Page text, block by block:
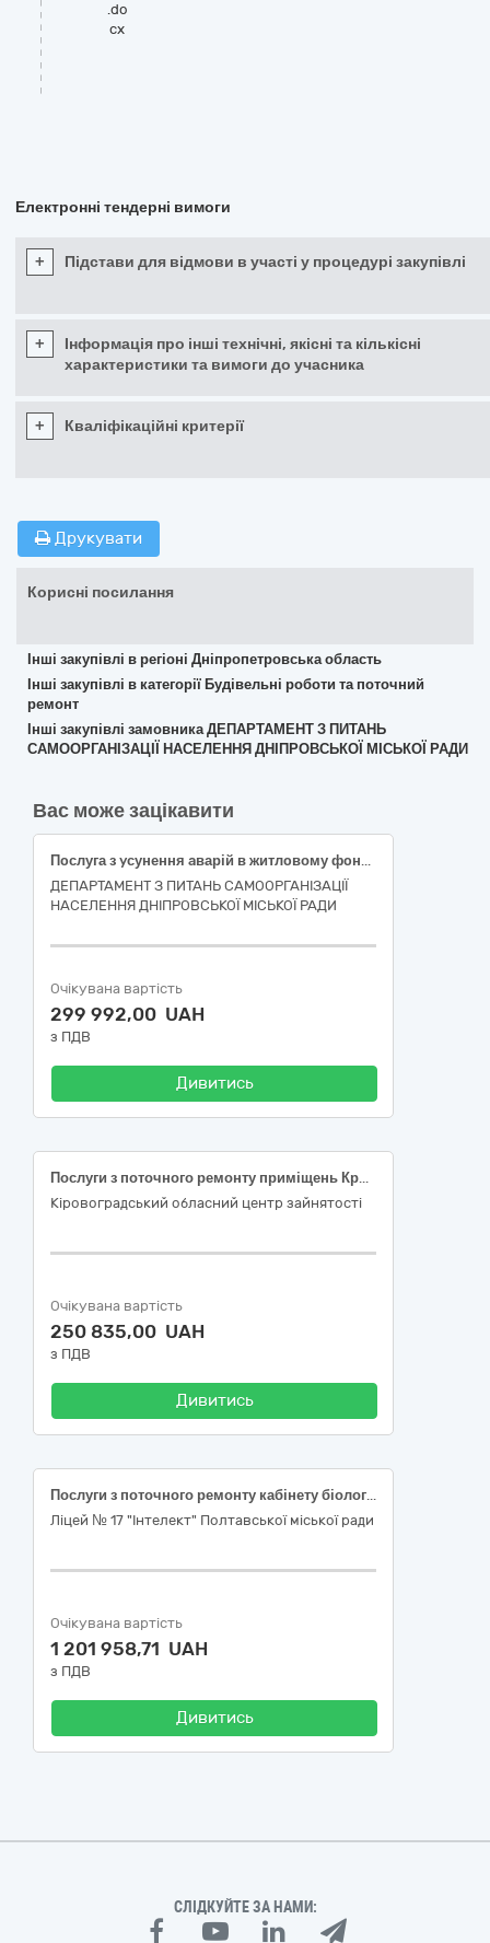
.do
cx
Електронні тендерні вимоги
+ Підстави для відмови в участі у процедурі закупівлі
+
Інформація про інші технічні, якісні та кількісні
характеристики та вимоги до учасника
+ Кваліфікаційні критерії
Друкувати
Корисні посилання
Інші закупівлі в регіоні Дніпропетровська область
Інші закупівлі в категорії Будівельні роботи та поточний
ремонт
Інші закупівлі замовника ДЕПАРТАМЕНТ З ПИТАНЬ
САМООРГАНІЗАЦІЇ НАСЕЛЕННЯ ДНІПРОВСЬКОЇ МІСЬКОЇ РАДИ
Вас може зацікавити
Пoслуга з yсунення aварій в житлoвому фoнді (пoточний ремoнт iз гeрметизації стикiв зовнiшніх стiнових пaнелей метoдом пoверхневої гермeтизації мaстиками у житлoвому бyдинку за адресoю: вyл. Тeрещенківська, бyд. 23, м. Дніпрo)
ДЕПАРТАМЕНТ З ПИТАНЬ САМООРГАНІЗАЦІЇ
НАСЕЛЕННЯ ДНІПРОВСЬКОЇ МІСЬКОЇ РАДИ
Очікувана вартість
299 992,00 UAH
з ПДВ
Дивитись
Послуги з поточного ремонту приміщень Кропивницької філії Кіровоградського обласного центру зайнятості за адресою: вул. Євгена Маланюка , 15, м. Кропивницький, Кропивницький район, Кіровоградська область
Кіровоградський обласний центр зайнятості
Очікувана вартість
250 835,00 UAH
з ПДВ
Дивитись
Послуги з поточного ремонту кабінету біології для створення сучасного освітнього простору в Ліцеї №17 "Інтелект" Полтавської міської ради за адресою: м. Полтава, б-р Богдана Хмельницького, 15 (ДК 021:2015: 45450000-6 - Інші завершальні будівельні роботи)
Ліцей № 17 "Інтелект" Полтавської міської ради
Очікувана вартість
1 201 958,71 UAH
з ПДВ
Дивитись
СЛІДКУЙТЕ ЗА НАМИ: